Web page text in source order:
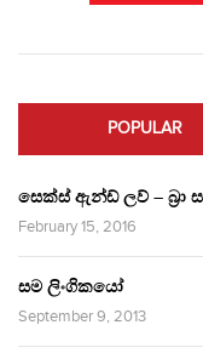
POPULAR
සෙක්ස් ඇන්ඩ් ලව් – බ්‍රා
February 15, 2016
සම ලිංගිකයෝ
September 9, 2013